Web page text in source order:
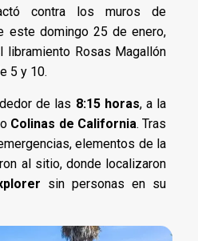
contra los muros de
este domingo 25 de enero,
libramiento Rosas Magallón
5 y 10.
de las 8:15 horas, a la
Colinas de California. Tras
elementos de la
al sitio, donde localizaron
sin personas en su